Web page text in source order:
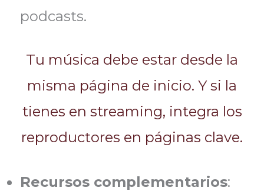
podcasts.
Tu música debe estar desde la
misma página de inicio. Y si la
tienes en streaming, integra los
reproductores en páginas clave.
Recursos complementarios: